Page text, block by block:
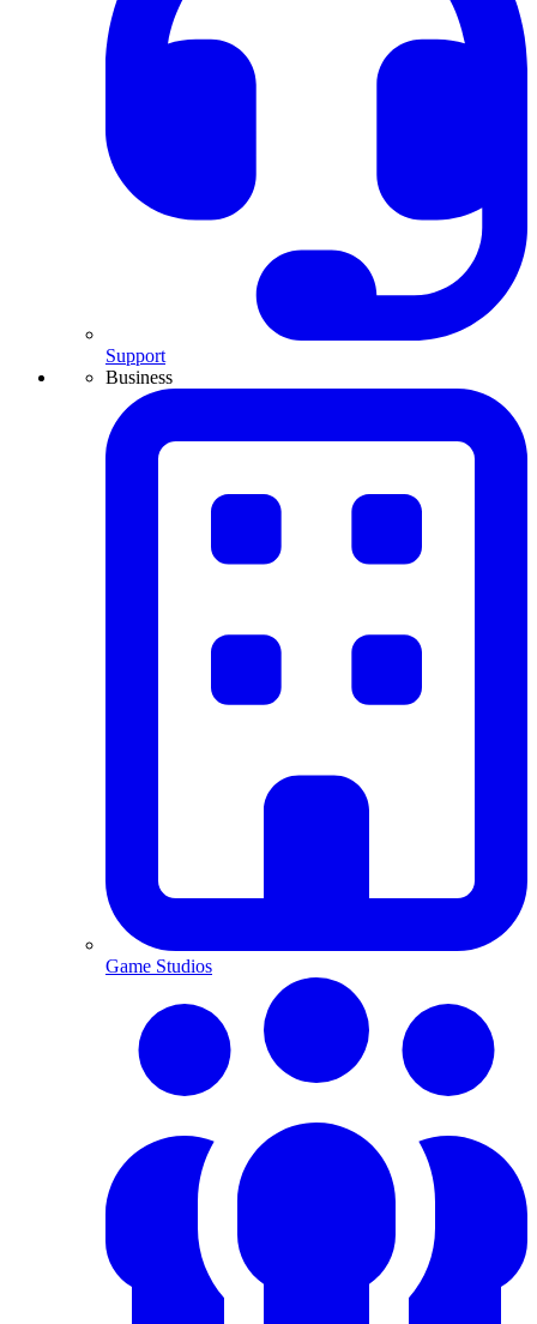
Support
Business
Game Studios